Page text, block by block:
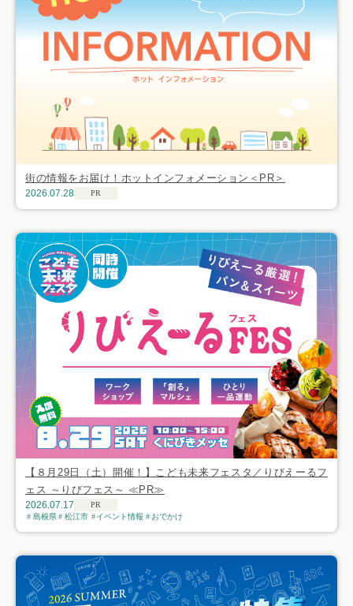
街の情報をお届け！ホットインフォメーション＜PR＞
2026.07.28 PR
【８月29日（土）開催！】こども未来フェスタ／りびえーるフ
ェス ～りびフェス～ ≪PR≫
2026.07.17
PR
島根県
松江市 イベント情報 おでかけ